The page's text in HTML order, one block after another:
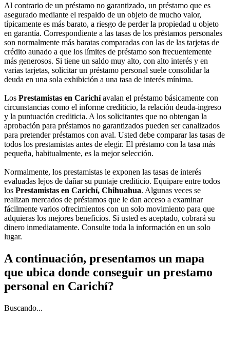
Al contrario de un préstamo no garantizado, un préstamo que es
asegurado mediante el respaldo de un objeto de mucho valor,
típicamente es más barato, a riesgo de perder la propiedad u objeto
en garantía. Correspondiente a las tasas de los préstamos personales
son normalmente más baratas comparadas con las de las tarjetas de
crédito aunado a que los límites de préstamo son frecuentemente
más generosos. Si tiene un saldo muy alto, con alto interés y en
varias tarjetas, solicitar un préstamo personal suele consolidar la
deuda en una sola exhibición a una tasa de interés mínima.
Los Prestamistas en Carichíavalan el préstamo básicamente con
circunstancias como el informe crediticio, la relación deuda-ingreso
y la puntuación crediticia. A los solicitantes que no obtengan la
aprobación para préstamos no garantizados pueden ser canalizados
para pretender préstamos con aval. Usted debe comparar las tasas de
todos los prestamistas antes de elegir. El préstamo con la tasa más
pequeña, habitualmente, es la mejor selección.
Normalmente, los prestamistas le exponen las tasas de interés
evaluadas lejos de dañar su puntaje crediticio. Equipare entre todos
los Prestamistas en Carichí, Chihuahua. Algunas veces se
realizan mercados de préstamos que le dan acceso a examinar
fácilmente varios ofrecimientos con un solo movimiento para que
adquieras los mejores beneficios. Si usted es aceptado, cobrará su
dinero inmediatamente. Consulte toda la información en un solo
lugar.
A continuación, presentamos un mapa
que ubica donde conseguir un prestamo
personal en Carichí?
Buscando...